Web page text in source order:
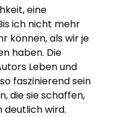
eine
ich nicht mehr
können, als wir je
haben. Die
Leben und
faszinierend sein
die sie schaffen,
deutlich wird.